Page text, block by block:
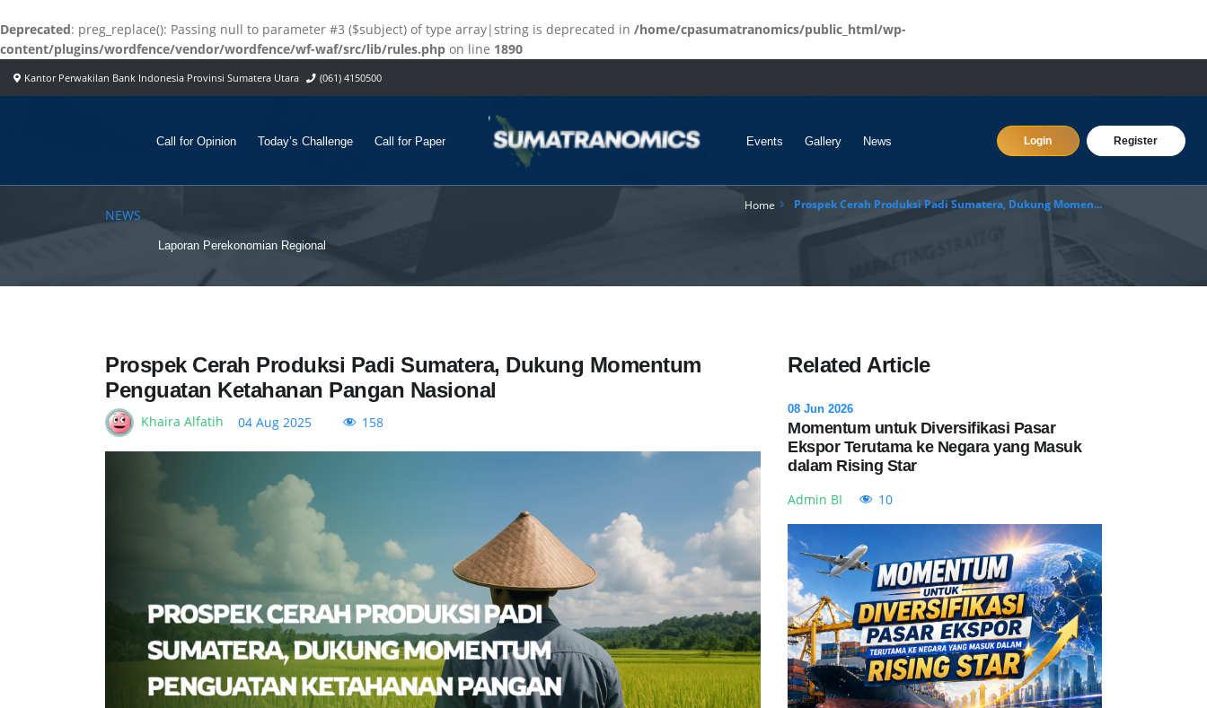
Deprecated: preg_replace(): Passing null to parameter #3 ($subject) of type array|string is deprecated in /home/cpasumatranomics/public_html/wp-
content/plugins/wordfence/vendor/wordfence/wf-waf/src/lib/rules.php on line 1890
Kantor Perwakilan Bank Indonesia Provinsi Sumatera Utara (061) 4150500
Call for Opinion Today’s Challenge Call for Paper Events Gallery News
Laporan Perekonomian Regional
Login Register
NEWS
Home Prospek Cerah Produksi Padi Sumatera, Dukung Momen...
Prospek Cerah Produksi Padi Sumatera, Dukung Momentum
Penguatan Ketahanan Pangan Nasional
Khaira Alfatih 04 Aug 2025 158
Related Article
08 Jun 2026
Momentum untuk Diversifikasi Pasar
Ekspor Terutama ke Negara yang Masuk
dalam Rising Star
Admin BI 10